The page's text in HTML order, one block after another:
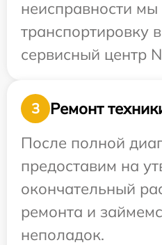
неисправности мы
транспортировку
сервисный центр
3
Ремонт
После полной
предоставим на
окончательный
ремонта и
неполадок.